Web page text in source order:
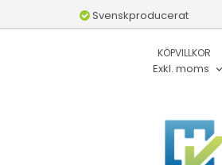
Svenskproducerat
KÖPVILLKOR
Exkl. moms